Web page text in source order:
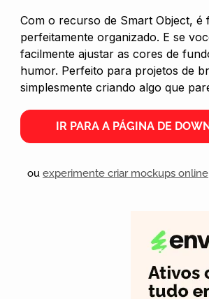
Com o recurso de Smart Object, é
perfeitamente organizado. E se
facilmente ajustar as cores de
humor. Perfeito para projetos de
simplesmente criando algo que
IR PARA A PÁGINA DE
ou experimente criar mockups online